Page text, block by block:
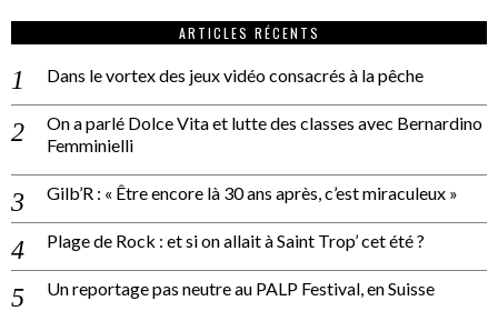
ARTICLES RÉCENTS
Dans le vortex des jeux vidéo consacrés à la pêche
On a parlé Dolce Vita et lutte des classes avec Bernardino
Femminielli
Gilb’R : « Être encore là 30 ans après, c’est miraculeux »
Plage de Rock : et si on allait à Saint Trop’ cet été ?
Un reportage pas neutre au PALP Festival, en Suisse